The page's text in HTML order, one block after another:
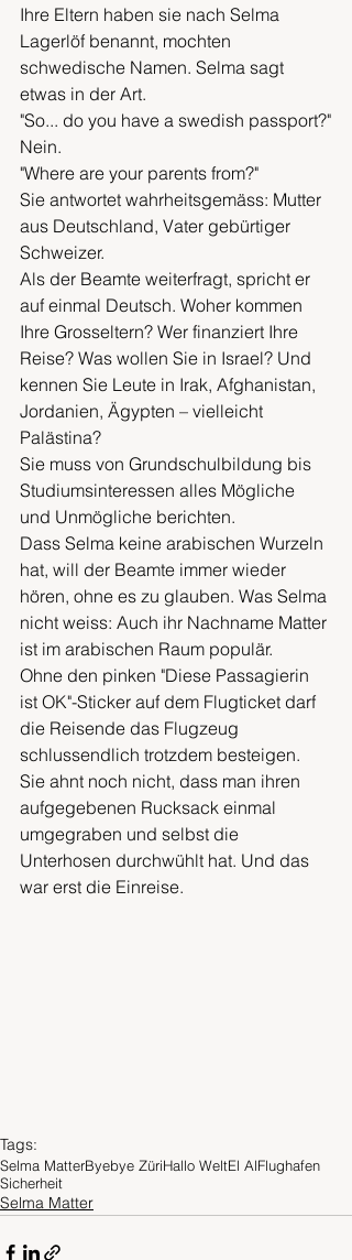
Ihre Eltern haben sie nach Selma
Lagerlöf benannt, mochten
schwedische Namen. Selma sagt
etwas in der Art.
"So... do you have a swedish passport?"
Nein.
"Where are your parents from?"
Sie antwortet wahrheitsgemäss: Mutter
aus Deutschland, Vater gebürtiger
Schweizer.
Als der Beamte weiterfragt, spricht er
auf einmal Deutsch. Woher kommen
Ihre Grosseltern? Wer finanziert Ihre
Reise? Was wollen Sie in Israel? Und
kennen Sie Leute in Irak, Afghanistan,
Jordanien, Ägypten – vielleicht
Palästina?
Sie muss von Grundschulbildung bis
Studiumsinteressen alles Mögliche
und Unmögliche berichten.
Dass Selma keine arabischen Wurzeln
hat, will der Beamte immer wieder
hören, ohne es zu glauben. Was Selma
nicht weiss: Auch ihr Nachname Matter
ist im arabischen Raum populär.
Ohne den pinken "Diese Passagierin
ist OK"-Sticker auf dem Flugticket darf
die Reisende das Flugzeug
schlussendlich trotzdem besteigen.
Sie ahnt noch nicht, dass man ihren
aufgegebenen Rucksack einmal
umgegraben und selbst die
Unterhosen durchwühlt hat. Und das
war erst die Einreise.
Tags:
Selma MatterByebye ZüriHallo WeltEl AlFlughafen
Sicherheit
Selma Matter